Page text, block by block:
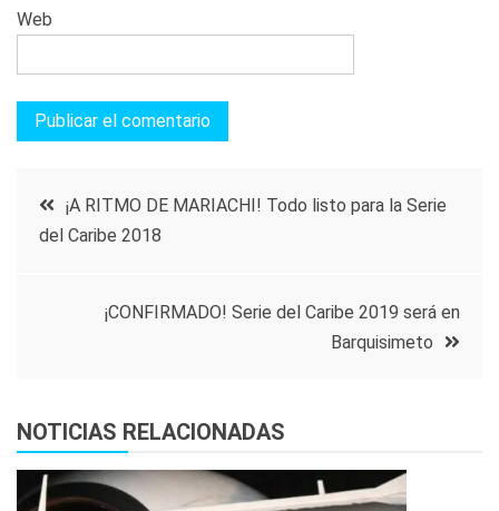
Web
Navegación
entradas
¡A RITMO DE MARIACHI! Todo listo para la Serie
del Caribe 2018
¡CONFIRMADO! Serie del Caribe 2019 será en
Barquisimeto
NOTICIAS RELACIONADAS